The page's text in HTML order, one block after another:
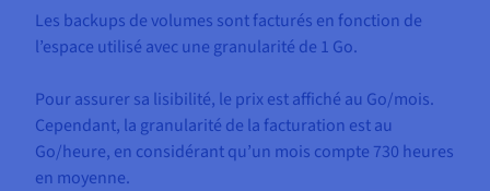
Les backups de volumes sont facturés en fonction de
l’espace utilisé avec une granularité de 1 Go.
Pour assurer sa lisibilité, le prix est affiché au Go/mois.
Cependant, la granularité de la facturation est au
Go/heure, en considérant qu’un mois compte 730 heures
en moyenne.